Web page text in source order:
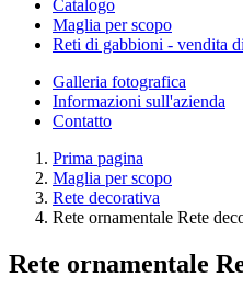
Catalogo
Maglia per scopo
Reti di gabbioni - vendita
Galleria fotografica
Informazioni sull'azienda
Contatto
Prima pagina
Maglia per scopo
Rete decorativa
Rete ornamentale Rete
Rete ornamentale